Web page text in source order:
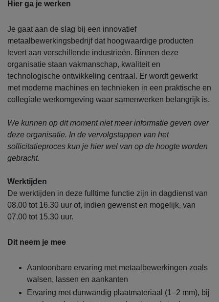
Hier ga je werken
Je gaat aan de slag bij een innovatief
metaalbewerkingsbedrijf dat hoogwaardige producten
levert aan verschillende industrieën. Binnen deze
organisatie staan vakmanschap, kwaliteit en
technologische ontwikkeling centraal. Er wordt gewerkt
met moderne machines en technieken in een praktische en
collegiale werkomgeving waar samenwerken belangrijk is.
We kunnen op dit moment niet meer informatie geven over
deze organisatie. In de vervolgstappen van het
sollicitatieproces kun je hier wel van op de hoogte worden
gebracht.
Werktijden
De werktijden in deze fulltime functie zijn in dagdienst van
08.00 tot 16.30 uur of, indien gewenst en mogelijk, van
07.00 tot 15.30 uur.
Dit neem je mee
Aantoonbare ervaring met metaalbewerkingen zoals
walsen, lassen en aankanten
Ervaring met dunwandig plaatmateriaal (1–2 mm), bij